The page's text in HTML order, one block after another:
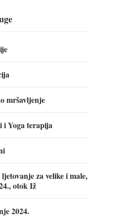
mršavljenje
i Yoga terapija
za velike i male,
otok Iž
2024.